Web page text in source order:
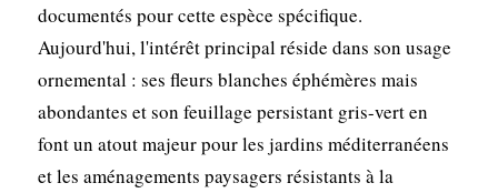
documentés pour cette espèce spécifique.
Aujourd'hui, l'intérêt principal réside dans son usage
ornemental : ses fleurs blanches éphémères mais
abondantes et son feuillage persistant gris-vert en
font un atout majeur pour les jardins méditerranéens
et les aménagements paysagers résistants à la